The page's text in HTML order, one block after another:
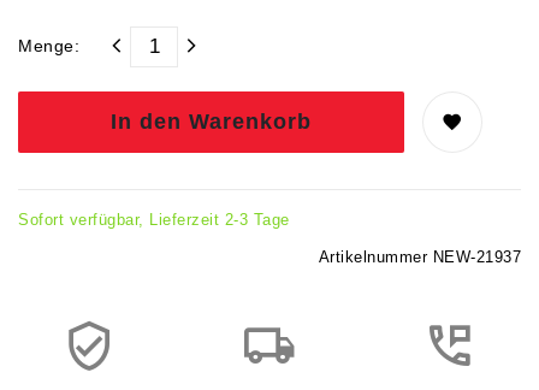
Menge:
In den Warenkorb
Sofort verfügbar, Lieferzeit 2-3 Tage
Artikelnummer NEW-21937